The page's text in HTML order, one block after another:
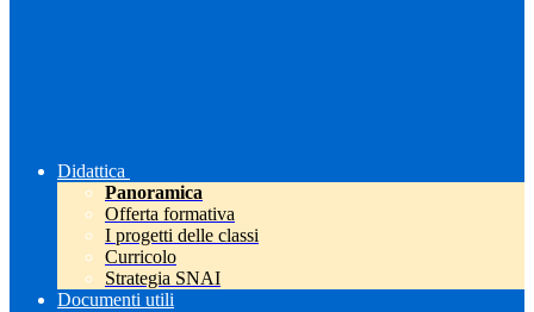
Didattica
Panoramica
Offerta formativa
I progetti delle classi
Curricolo
Strategia SNAI
Documenti utili